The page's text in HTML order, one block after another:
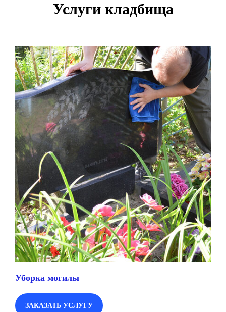
Услуги кладбища
Уборка могилы
ЗАКАЗАТЬ УСЛУГУ